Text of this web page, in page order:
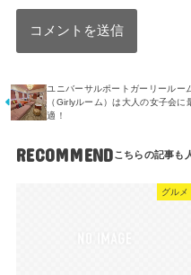
ユニバーサルポートガーリールー
（Girlyルーム）は大人の女子会に
適！
RECOMMEND
グルメ